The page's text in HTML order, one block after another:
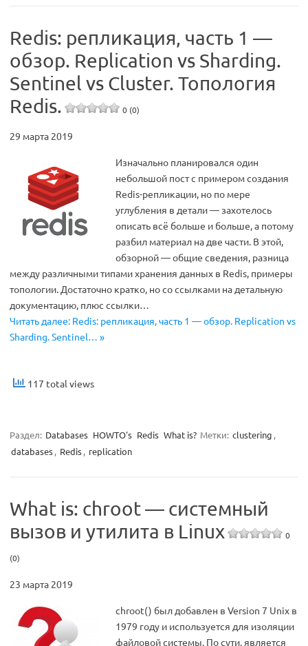
Redis: репликация, часть 1 —
обзор. Replication vs Sharding.
Sentinel vs Cluster. Топология
Redis.
0 (0)
29 марта 2019
Изначально планировался один
небольшой пост с примером создания
Redis-репликации, но по мере
углубления в детали — захотелось
описать всё больше и больше, а потому
разбил материал на две части. В этой,
обзорной — общие сведения, разница
между различными типами хранения данных в Redis, примеры
топологии. Достаточно кратко, но со ссылками на детальную
документацию, плюс ссылки…
Читать далее: Redis: репликация, часть 1 — обзор. Replication vs
Sharding. Sentinel… »
117 total views
Раздел: Databases HOWTO's Redis What is? Метки: clustering ,
databases, Redis, replication
What is: chroot — системный
вызов и утилита в Linux
0
(0)
23 марта 2019
chroot() был добавлен в Version 7 Unix в
1979 году и используется для изоляции
файловой системы. По сути, является